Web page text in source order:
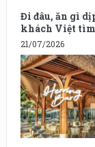
Đi đâu, ăn gì
khách Việt
21/07/2026